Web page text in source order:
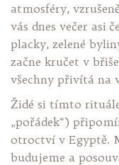
atmosféry,
vás dnes večer asi
placky, zelené
začne kručet v
všechny přivítá na
Židé si tímto
„pořádek“)
otroctví v Egyptě.
budujeme a